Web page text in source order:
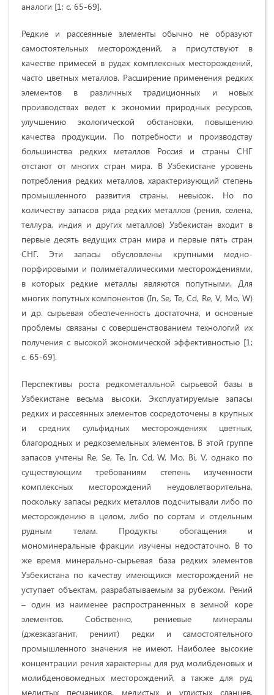
аналоги [1; с. 65-69].
Редкие и рассеянные элементы обычно не образуют
самостоятельных месторождений, а присутствуют в
качестве примесей в рудах комплексных месторождений,
часто цветных металлов. Расширение применения редких
элементов в различных традиционных и новых
производствах ведет к экономии природных ресурсов,
улучшению экологической обстановки, повышению
качества продукции. По потребности и производству
большинства редких металлов Россия и страны СНГ
отстают от многих стран мира. В Узбекистане уровень
потребления редких металлов, характеризующий степень
промышленного развития страны, невысок. Но по
количеству запасов ряда редких металлов (рения, селена,
теллура, индия и других металлов) Узбекистан входит в
первые десять ведущих стран мира и первые пять стран
СНГ. Эти запасы обусловлены крупными медно-
порфировыми и полиметаллическими месторождениями,
в которых редкие металлы являются попутными. Для
многих попутных компонентов (In, Se, Te, Cd, Re, V, Mo, W)
и др. сырьевая обеспеченность достаточна, и основные
проблемы связаны с совершенствованием технологий их
получения с высокой экономической эффективностью [1;
с. 65-69].
Перспективы роста редкометалльной сырьевой базы в
Узбекистане весьма высоки. Эксплуатируемые запасы
редких и рассеянных элементов сосредоточены в крупных
и средних сульфидных месторождениях цветных,
благородных и редкоземельных элементов. В этой группе
запасов учтены Re, Se, Te, In, Cd, W, Mo, Bi, V, однако по
существующим требованиям степень изученности
комплексных месторождений неудовлетворительна,
поскольку запасы редких металлов подсчитывали либо по
месторождению в целом, либо по сортам и отдельным
рудным телам. Продукты обогащения и
мономинеральные фракции изучены недостаточно. В то
же время минерально-сырьевая база редких элементов
Узбекистана по качеству имеющихся месторождений не
уступает объектам, разрабатываемым за рубежом. Рений
– один из наименее распространенных в земной коре
элементов. Собственно, рениевые минералы
(джезказганит, рениит) редки и самостоятельного
промышленного значения не имеют. Наиболее высокие
концентрации рения характерны для руд молибденовых и
молибденовомедных месторождений, а также для руд
медистых песчаников, медистых и углистых сланцев,